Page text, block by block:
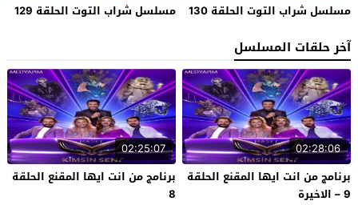
مسلسل شراب التوت الحلقة 130
مسلسل شراب التوت الحلقة 129
آخر حلقات المسلسل
02:28:06
برنامج من انت ايها المقنع الحلقة
9 – الاخيرة
02:25:07
برنامج من انت ايها المقنع الحلقة
8